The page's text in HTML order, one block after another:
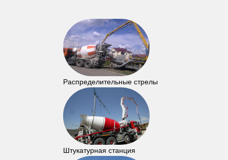
Распределительные стрелы
Штукатурная станция